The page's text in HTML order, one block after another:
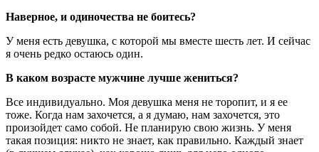
Наверное, и одиночества не боитесь?
У меня есть девушка, с которой мы вместе шесть лет. И сейчас
я очень редко остаюсь один.
В каком возрасте мужчине лучше жениться?
Все индивидуально. Моя девушка меня не торопит, и я ее
тоже. Когда нам захочется, а я думаю, нам захочется, это
произойдет само собой. Не планирую свою жизнь. У меня
такая позиция: никто не знает, как правильно. Каждый знает